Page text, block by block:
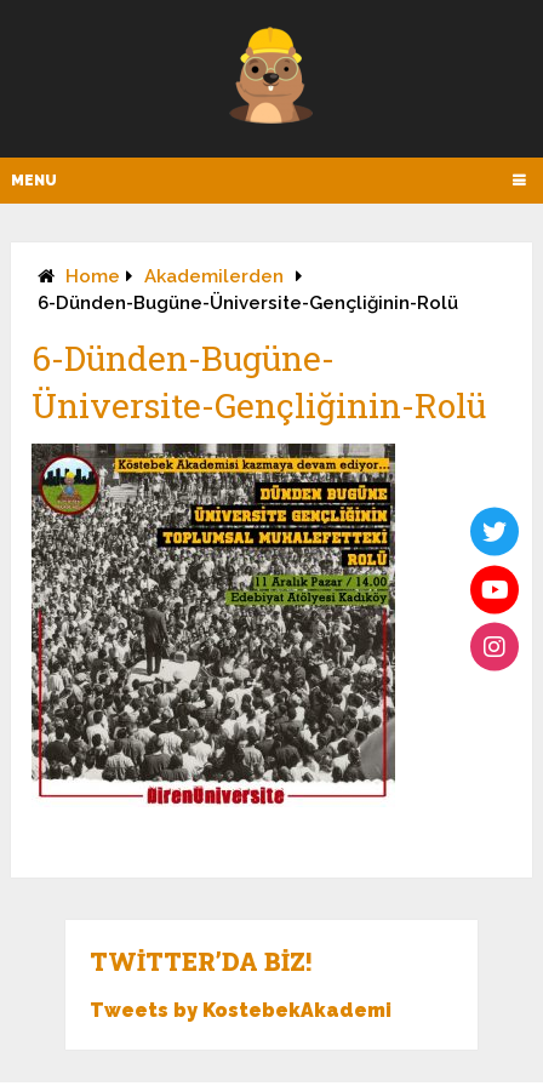
MENU
Home
Akademilerden
6-Dünden-Bugüne-Üniversite-Gençliğinin-Rolü
6-Dünden-Bugüne-
Üniversite-Gençliğinin-Rolü
TWITTER’DA BIZ!
Tweets by KostebekAkademi